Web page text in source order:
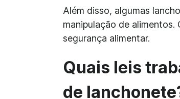
Além disso, algumas
manipulação de
segurança alimentar.
Quais leis
de